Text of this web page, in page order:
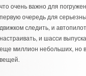
очень важно для
очередь для
следить, и
и шасси
миллион небольших, но